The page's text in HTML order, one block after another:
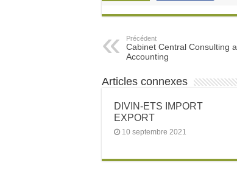
Précédent
Cabinet Central Consulting
Accounting
Articles connexes
DIVIN-ETS IMPORT
EXPORT
10 septembre 2021